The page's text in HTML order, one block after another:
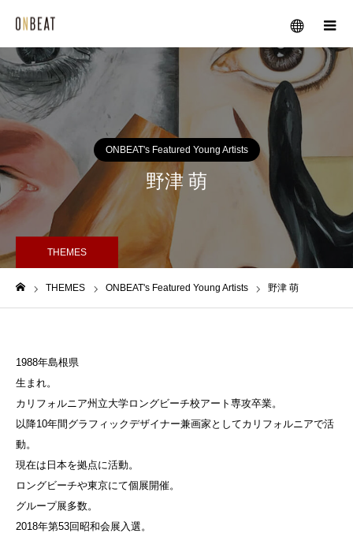
メニュー
ONBEAT's Featured Young Artists
野津 萌
THEMES
THEMES ONBEAT's Featured Young Artists 野津 萌
1988年島根県
生まれ。
カリフォルニア州立大学ロングビーチ校アート専攻卒業。
以降10年間グラフィックデザイナー兼画家としてカリフォルニアで活
動。
現在は日本を拠点に活動。
ロングビーチや東京にて個展開催。
グループ展多数。
2018年第53回昭和会展入選。